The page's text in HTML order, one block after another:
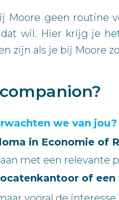
Moore geen routine
wil. Hier krijg je
zijn als je bij Moore
we van jou?
in Economie of
met een relevante
of